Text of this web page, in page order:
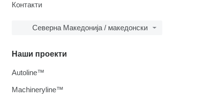
Контакти
Северна Македонија / македонски
Наши проекти
Autoline™
Machineryline™